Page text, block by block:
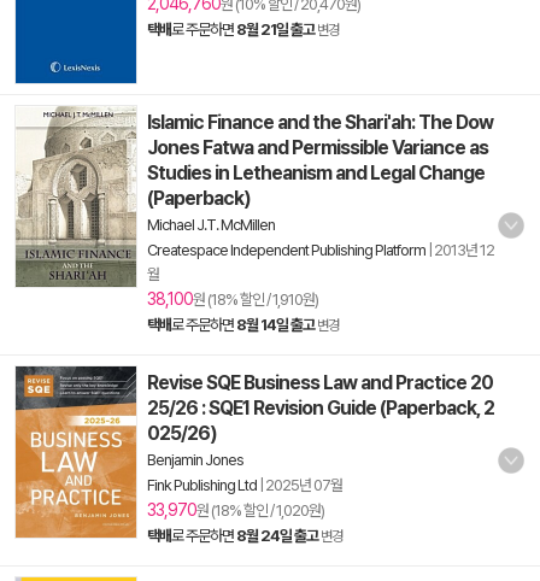
원 (10% 할인 / 20,470원)
택배로 주문하면 8월 21일 출고 변경
Islamic Finance and the Shari'ah: The Dow
Jones Fatwa and Permissible Variance as
Studies in Letheanism and Legal Change
(Paperback)
Michael J.T. McMillen
Createspace Independent Publishing Platform 2013년 12
월
38,100원 (18% 할인 / 1,910원)
택배로 주문하면 8월 14일 출고 변경
Revise SQE Business Law and Practice 20
25/26 : SQE1 Revision Guide (Paperback, 2
025/26)
Benjamin Jones
Fink Publishing Ltd 2025년 07월
33,970원 (18% 할인 / 1,020원)
택배로 주문하면 8월 24일 출고 변경